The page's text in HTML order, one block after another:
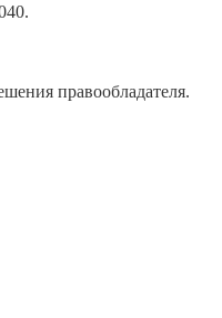
правообладателя.